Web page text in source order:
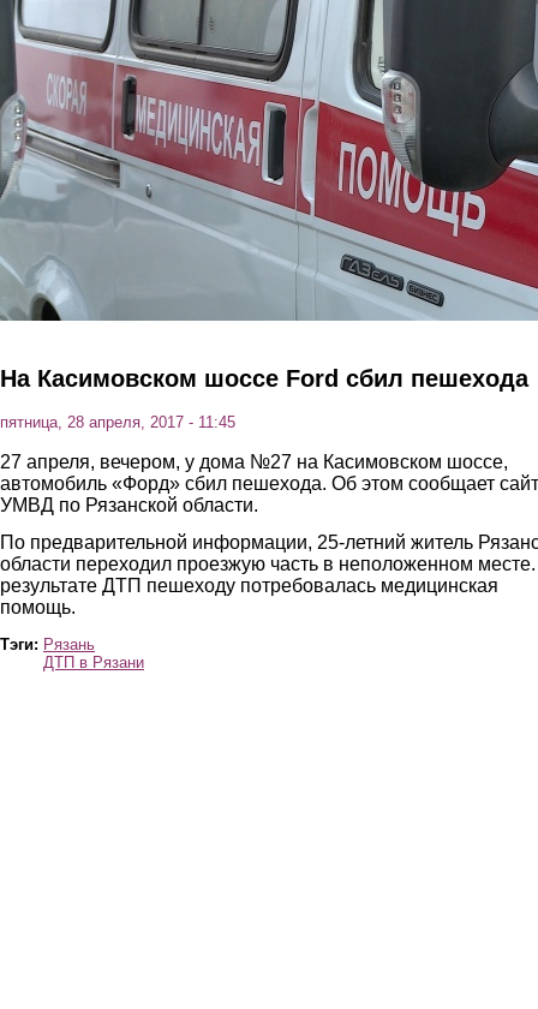
Перейти к основному содержанию
На Касимовском шоссе Ford сбил пешехода
пятница, 28 апреля, 2017 - 11:45
27 апреля, вечером, у дома №27 на Касимовском шоссе,
автомобиль «Форд» сбил пешехода. Об этом сообщает сайт
УМВД по Рязанской области.
По предварительной информации, 25-летний житель
области переходил проезжую часть в неположенном
результате ДТП пешеходу потребовалась медицинская
помощь.
Тэги: Рязань
ДТП в Рязани